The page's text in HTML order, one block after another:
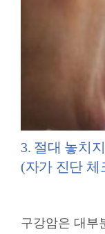
3. 절대 놓치
(자가 진단 체
구강암은 대부